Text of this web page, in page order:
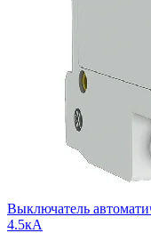
Выключатель
4.5кА